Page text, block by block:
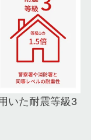
いた耐震等級3